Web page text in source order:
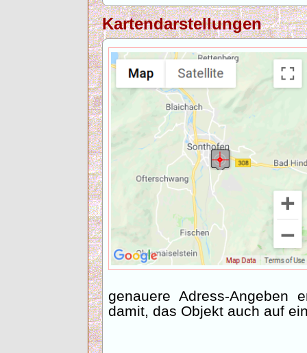
Kartendarstellungen
genauere Adress-Angeben
damit, das Objekt auch auf